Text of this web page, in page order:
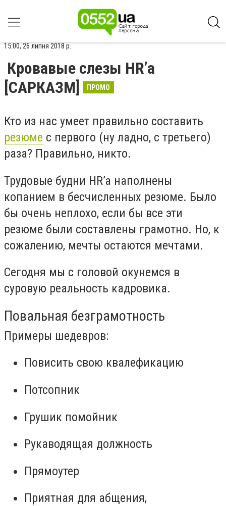
15:00, 26 липня 2018 р.
Кровавые слезы HR’a
[САРКАЗМ]
ПРОМО
Кто из нас умеет правильно составить
резюме с первого (ну ладно, с третьего)
раза? Правильно, никто.
Трудовые будни HR’a наполнены
копанием в бесчисленных резюме. Было
бы очень неплохо, если бы все эти
резюме были составлены грамотно. Но, к
сожалению, мечты остаются мечтами.
Сегодня мы с головой окунемся в
суровую реальность кадровика.
Повальная безграмотность
Примеры шедевров:
Повисить свою квалефикацию
Потсопник
Грушик помойник
Рукаводящая должность
Прямоутер
Приятная для абщения,